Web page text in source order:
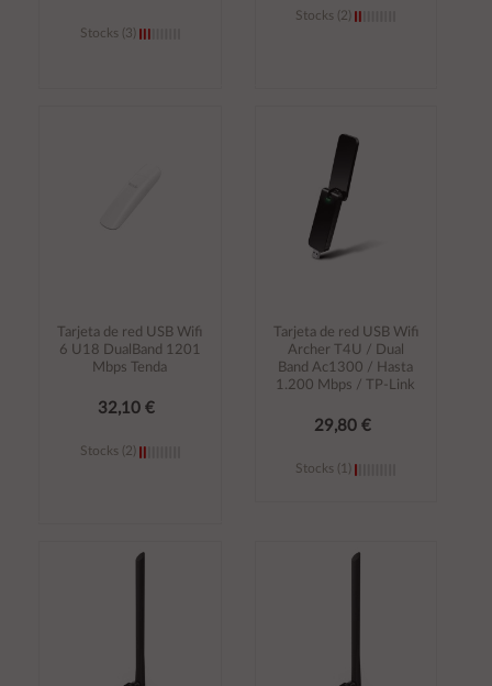
Stocks (3)
Stocks (2)
carrito
Tarjeta de red USB Wifi
6 U18 DualBand 1201
Mbps Tenda
32,10 €
Stocks (2)
Tarjeta de red USB Wifi
Archer T4U / Dual
Band Ac1300 / Hasta
1.200 Mbps / TP-Link
29,80 €
Stocks (1)